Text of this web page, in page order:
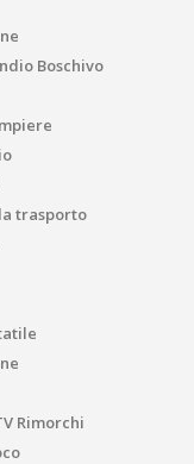
Boschivo
trasporto
Rimorchi